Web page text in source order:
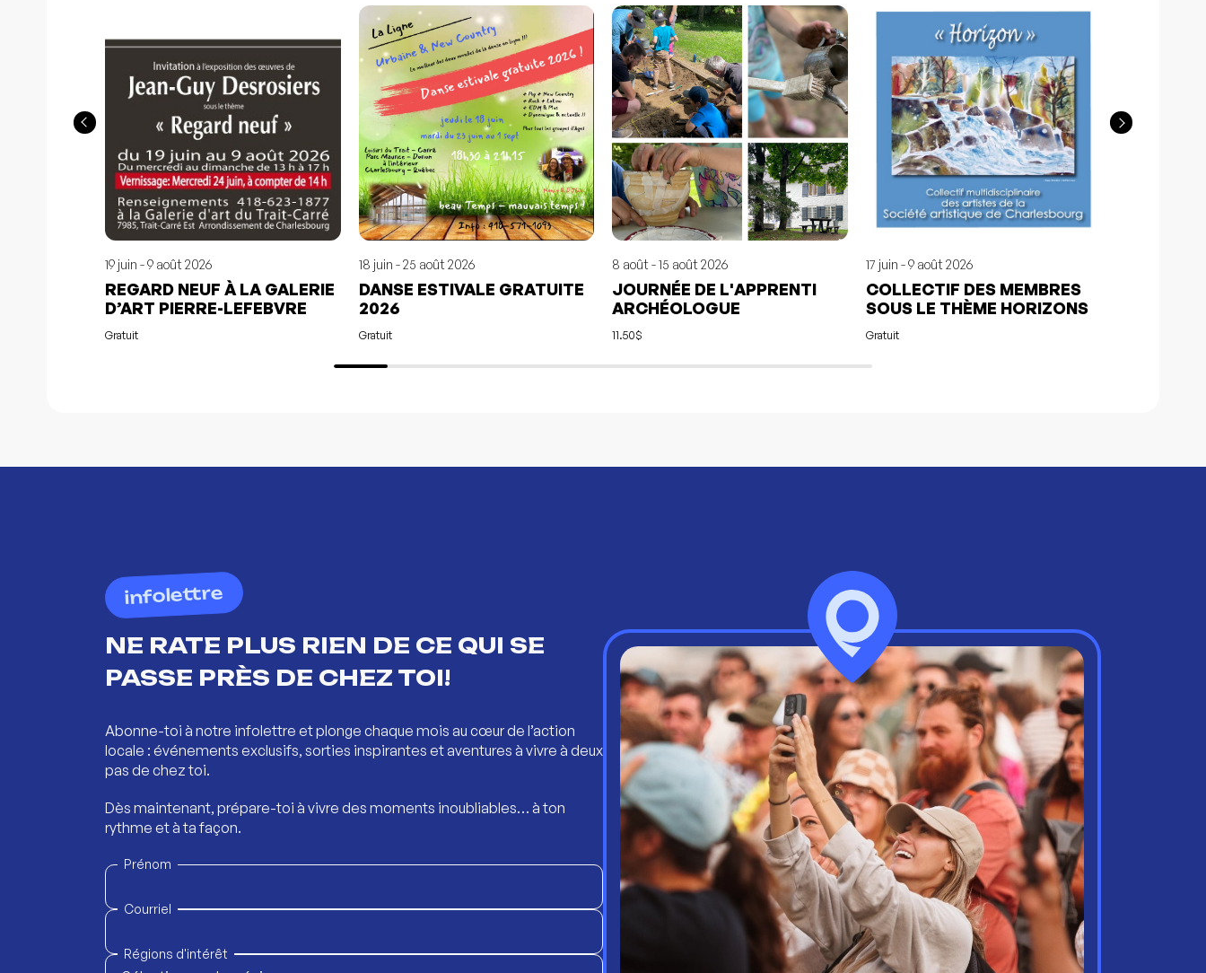
19 juin - 9 août 2026
REGARD NEUF À LA GALERIE
D’ART PIERRE-LEFEBVRE
Gratuit
18 juin - 25 août 2026
DANSE ESTIVALE GRATUITE
2026
Gratuit
8 août - 15 août 2026
JOURNÉE DE L'APPRENTI
ARCHÉOLOGUE
11.50$
17 juin - 9 août 2026
COLLECTIF DES MEMBRES
SOUS LE THÈME HORIZONS
Gratuit
infolettre
NE RATE PLUS RIEN DE CE QUI SE
PASSE PRÈS DE CHEZ TOI!
Abonne-toi à notre infolettre et plonge chaque mois au cœur de l’action
locale : événements exclusifs, sorties inspirantes et aventures à vivre à deux
pas de chez toi.
Dès maintenant, prépare-toi à vivre des moments inoubliables… à ton
rythme et à ta façon.
Prénom
Courriel
Régions d'intérêt